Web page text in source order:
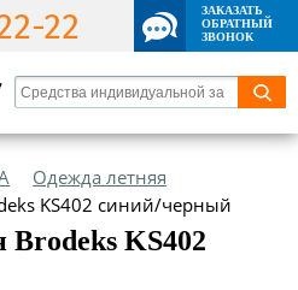
22
ЗАКАЗАТЬ
ОБРАТНЫЙ
ЗВОНОК
Одежда летняя
KS402 синий/черный
Brodeks KS402